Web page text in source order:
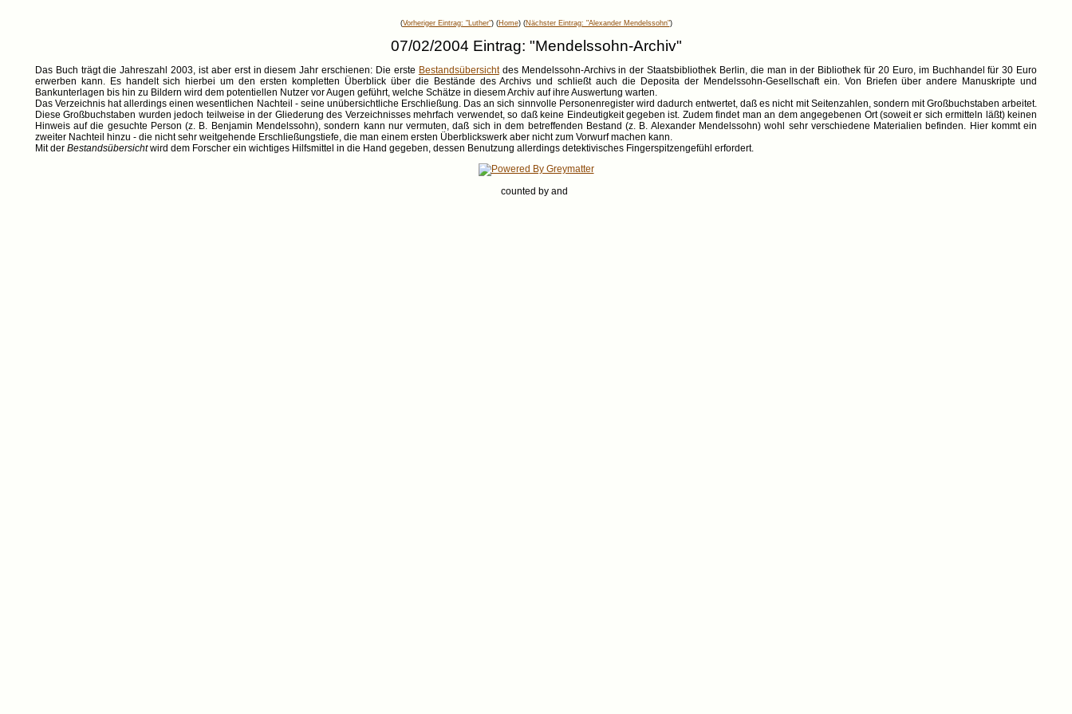
(Vorheriger Eintrag: "Luther") (Home) (Nächster Eintrag: "Alexander Mendelssohn")
07/02/2004 Eintrag: "Mendelssohn-Archiv"
Das Buch trägt die Jahreszahl 2003, ist aber erst in diesem Jahr erschienen: Die erste Bestandsübersichtdes Mendelssohn-Archivs in der Staatsbibliothek Berlin, die man in der Bibliothek für 20 Euro, im Buchhandel für 30 Euro
erwerben kann. Es handelt sich hierbei um den ersten kompletten Überblick über die Bestände des Archivs und schließt auch die Deposita der Mendelssohn-Gesellschaft ein. Von Briefen über andere Manuskripte und
Bankunterlagen bis hin zu Bildern wird dem potentiellen Nutzer vor Augen geführt, welche Schätze in diesem Archiv auf ihre Auswertung warten.
Das Verzeichnis hat allerdings einen wesentlichen Nachteil - seine unübersichtliche Erschließung. Das an sich sinnvolle Personenregister wird dadurch entwertet, daß es nicht mit Seitenzahlen, sondern mit Großbuchstaben arbeitet.
Diese Großbuchstaben wurden jedoch teilweise in der Gliederung des Verzeichnisses mehrfach verwendet, so daß keine Eindeutigkeit gegeben ist. Zudem findet man an dem angegebenen Ort (soweit er sich ermitteln läßt) keinen
Hinweis auf die gesuchte Person (z. B. Benjamin Mendelssohn), sondern kann nur vermuten, daß sich in dem betreffenden Bestand (z. B. Alexander Mendelssohn) wohl sehr verschiedene Materialien befinden. Hier kommt ein
zweiter Nachteil hinzu - die nicht sehr weitgehende Erschließungstiefe, die man einem ersten Überblickswerk aber nicht zum Vorwurf machen kann.
Mit der Bestandsübersichtwird dem Forscher ein wichtiges Hilfsmittel in die Hand gegeben, dessen Benutzung allerdings detektivisches Fingerspitzengefühl erfordert.
counted by and